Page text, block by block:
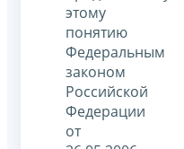
этому
понятию
Федеральным
законом
Российской
Федерации
от